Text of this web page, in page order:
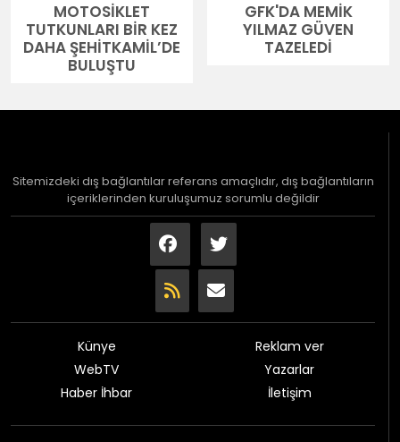
MOTOSİKLET
TUTKUNLARI BİR KEZ
DAHA ŞEHİTKAMİL’DE
BULUŞTU
GFK'DA MEMİK
YILMAZ GÜVEN
TAZELEDİ
Sitemizdeki dış bağlantılar referans amaçlıdır, dış bağlantıların
içeriklerinden kuruluşumuz sorumlu değildir
Künye
WebTV
Haber İhbar
Reklam ver
Yazarlar
İletişim